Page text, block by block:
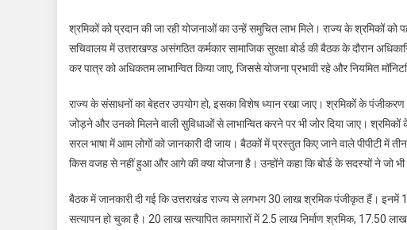
श्रमिकों को प्रदान की जा रही योजनाओं का उन्हें समुचित लाभ मिले। राज्य के श्रमिकों को
सचिवालय में उत्तराखण्ड असंगठित कर्मकार सामाजिक सुरक्षा बोर्ड की बैठक के दौरान
कर पात्र को अधिकतम लाभान्वित किया जाए, जिससे योजना प्रभावी रहे और नियमित
राज्य के संसाधनों का बेहतर उपयोग हो, इसका विशेष ध्यान रखा जाए। श्रमिकों के
जोड़ने और उनको मिलने वाली सुविधाओं से लाभान्वित करने पर भी जोर दिया जाए। श्रमिकों
सरल भाषा में आम लोगों को जानकारी दी जाय। बैठकों में प्रस्तुत किए जाने वाले पीपीटी में
किस वजह से नहीं हुआ और आगे की क्या योजना है। उन्होंने कहा कि बोर्ड के सदस्यों ने जो भी
बैठक में जानकारी दी गई कि उत्तराखंड राज्य से लगभग 30 लाख श्रमिक पंजीकृत हैं।
सत्यापन हो चुका है। 20 लाख सत्यापित कामगारों में 2.5 लाख निर्माण श्रमिक, 17.50